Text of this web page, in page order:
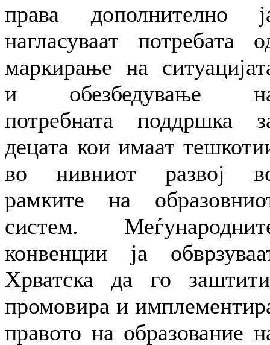
права дополнително
нагласуваат потребата
маркирање на
и обезбедување
потребната поддршка
децата кои имаат
во нивниот развој
рамките на
систем.
конвенции ја
Хрватска да го
промовира и
правото на образование